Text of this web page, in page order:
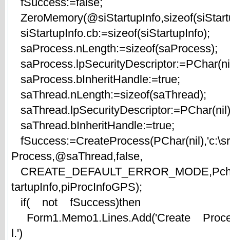
siStartupInfo.cb:=sizeof(siStartupInfo);
saProcess.nLength:=sizeof(saProcess);
saProcess.bInheritHandle:=true;
saThread.nLength:=sizeof(saThread);
saThread.bInheritHandle:=true;
Process,@saThread,false,
tartupInfo,piProcInfoGPS);
if( not fSuccess)then
Form1.Memo1.Lines.Add('Create
l.')